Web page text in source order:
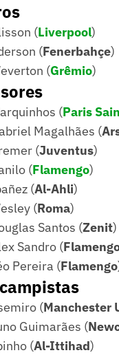
(Liverpool)
(Fenerbahçe)
(Grêmio)
(Paris
Magalhães (
(Juventus)
(Flamengo)
(Al-Ahli)
(Roma)
Santos (Zenit)
Sandro (
Pereira (Flamengo
(Manchester
Guimarães (
(Al-Ittihad)